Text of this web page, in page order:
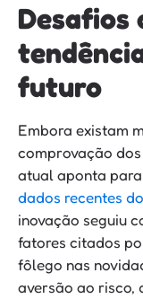
Desafios
futuro
Embora existam
comprovação
atual aponta para
dados recentes
inovação seguiu
fatores citados
fôlego nas
aversão ao risco,